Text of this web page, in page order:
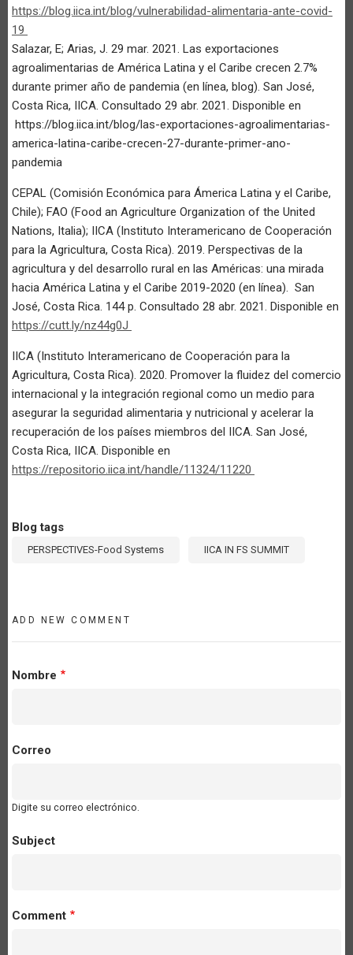
https://blog.iica.int/blog/vulnerabilidad-alimentaria-ante-covid-
19
Salazar, E; Arias, J. 29 mar. 2021. Las exportaciones
agroalimentarias de América Latina y el Caribe crecen 2.7%
durante primer año de pandemia (en línea, blog). San José,
Costa Rica, IICA. Consultado 29 abr. 2021. Disponible en
https://blog.iica.int/blog/las-exportaciones-agroalimentarias-
america-latina-caribe-crecen-27-durante-primer-ano-
pandemia
CEPAL (Comisión Económica para Ámerica Latina y el Caribe,
Chile); FAO (Food an Agriculture Organization of the United
Nations, Italia); IICA (Instituto Interamericano de Cooperación
para la Agricultura, Costa Rica). 2019. Perspectivas de la
agricultura y del desarrollo rural en las Américas: una mirada
hacia América Latina y el Caribe 2019-2020 (en línea). San
José, Costa Rica. 144 p. Consultado 28 abr. 2021. Disponible en
https://cutt.ly/nz44g0J
IICA (Instituto Interamericano de Cooperación para la
Agricultura, Costa Rica). 2020. Promover la fluidez del comercio
internacional y la integración regional como un medio para
asegurar la seguridad alimentaria y nutricional y acelerar la
recuperación de los países miembros del IICA. San José,
Costa Rica, IICA. Disponible en
https://repositorio.iica.int/handle/11324/11220
Blog tags
PERSPECTIVES-Food Systems IICA IN FS SUMMIT
ADD NEW COMMENT
Nombre
Correo
Digite su correo electrónico.
Subject
Comment